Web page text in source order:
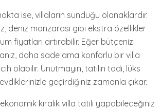
ise, villaların sunduğu olanaklardır.
deniz manzarası gibi ekstra özellikler
fiyatları artırabilir. Eğer bütçenizi
daha sade ama konforlu bir villa
olabilir. Unutmayın, tatilin tadı, lüks
geçirdiğiniz zamanla çıkar.
ekonomik kiralık villa tatili yapabileceğiniz